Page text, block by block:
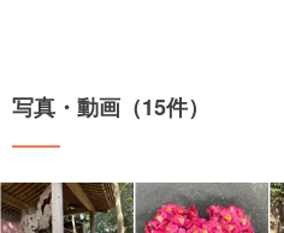
写真・動画（15件）